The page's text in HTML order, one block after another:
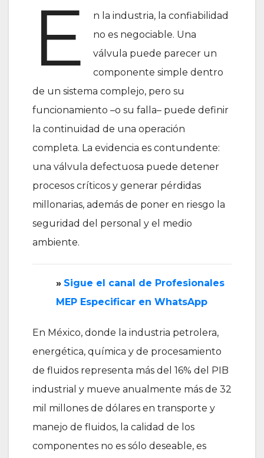
E
n la industria, la confiabilidad
no es negociable. Una
válvula puede parecer un
componente simple dentro
de un sistema complejo, pero su
funcionamiento –o su falla– puede definir
la continuidad de una operación
completa. La evidencia es contundente:
una válvula defectuosa puede detener
procesos críticos y generar pérdidas
millonarias, además de poner en riesgo la
seguridad del personal y el medio
ambiente.
» ‎Sigue el canal de Profesionales
MEP Especificar en WhatsApp
En México, donde la industria petrolera,
energética, química y de procesamiento
de fluidos representa más del 16% del PIB
industrial y mueve anualmente más de 32
mil millones de dólares en transporte y
manejo de fluidos, la calidad de los
componentes no es sólo deseable, es